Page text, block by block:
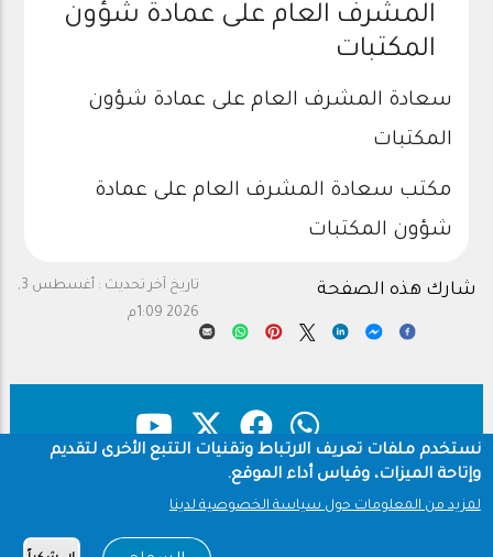
المشرف العام على عمادة شؤون
المكتبات
سعادة المشرف العام على عمادة شؤون
المكتبات
مكتب سعادة المشرف العام على عمادة
شؤون المكتبات
تاريخ آخر تحديث :
أغسطس 3,
2026 1:09م
شارك هذه الصفحة
Footer
نستخدم ملفات تعريف الارتباط وتقنيات التتبع الأخرى لتقديم
وإتاحة الميزات، وقياس أداء الموقع.
لمزيد من المعلومات حول سياسة الخصوصية لدينا